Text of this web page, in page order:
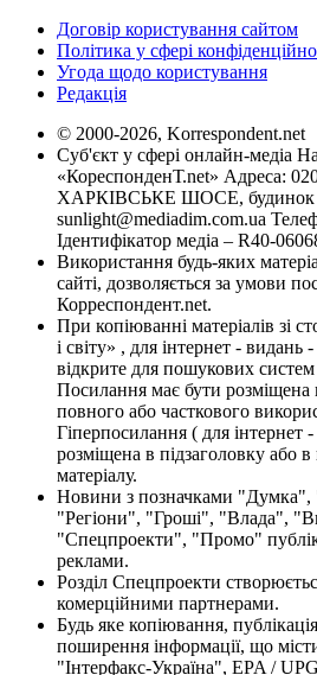
Договір користування сайтом
Політика у сфері
Угода щодо користування
Редакція
© 2000-2026, Korrespondent.net
Суб'єкт у сфері онлайн-медіа
«КореспонденТ.net» Адреса:
ХАРКІВСЬКЕ ШОСЕ, будинок
sunlight@mediadim.com.ua
Ідентифікатор медіа – R40-
Використання будь-яких
сайті, дозволяється за умови
Корреспондент.net.
При копіюванні матеріалів зі
і світу» , для інтернет - видань
відкрите для пошукових
Посилання має бути розміщена
повного або часткового
Гіперпосилання ( для інтернет
розміщена в підзаголовку або
матеріалу.
Новини з позначками "Думка",
"Регіони", "Гроші", "Влада",
"Спецпроекти", "Промо"
реклами.
Розділ Спецпроекти
комерційними партнерами.
Будь яке копіювання,
поширення інформації, що
"Інтерфакс-Україна", EPA /